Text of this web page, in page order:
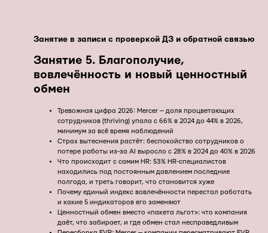
Занятие в записи с проверкой ДЗ и обратной связью
Занятие 5. Благополучие,
вовлечённость и новый ценностный
обмен
Тревожная цифра 2026: Mercer — доля процветающих
сотрудников (thriving) упала с 66% в 2024 до 44% в 2026,
минимум за всё время наблюдений
Страх вытеснения растёт: беспокойство сотрудников о
потере работы из-за AI выросло с 28% в 2024 до 40% в 2026
Что происходит с самим HR: 53% HR-специалистов
находились под постоянным давлением последние
полгода, и треть говорит, что становится хуже
Почему единый индекс вовлечённости перестал работать
и какие 5 индикаторов его заменяют
Ценностный обмен вместо «пакета льгот»: что компания
даёт, что забирает, и где обмен стал несправедливым